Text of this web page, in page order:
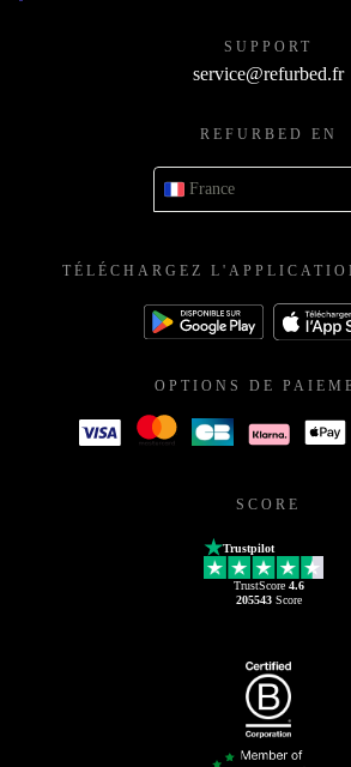
SUPPORT
service@refurbed.fr
REFURBED EN
France
TÉLÉCHARGEZ
OPTIONS DE
SCORE
Trustpilot
TrustScore 4.6
205543Score